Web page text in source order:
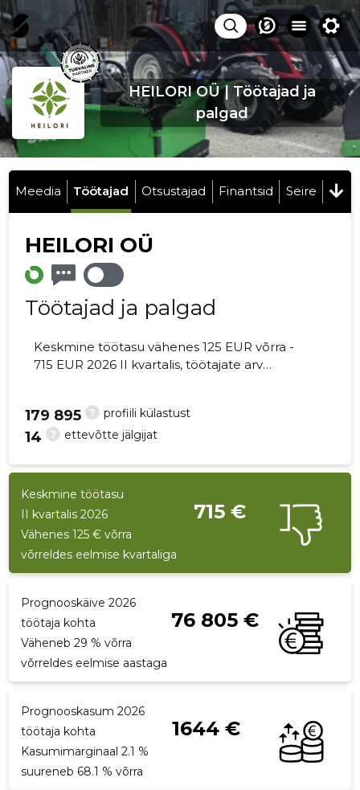
HEILORI OÜ | Töötajad ja
palgad
Meedia Töötajad Otsustajad Finantsid Seire
HEILORI OÜ
Töötajad ja palgad
Keskmine töötasu vähenes 125 EUR võrra -
715 EUR 2026 II kvartalis, töötajate arv
? profiili külastust
179 895
? ettevõtte jälgijat
14
Keskmine töötasu
II kvartalis 2026
715 €
Vähenes 125 € võrra
võrreldes eelmise kvartaliga
Prognooskäive 2026
töötaja kohta
76 805 €
Väheneb 29 % võrra
võrreldes eelmise aastaga
Prognooskasum 2026
töötaja kohta
1644 €
Kasumimarginaal 2.1 %
suureneb 68.1 % võrra